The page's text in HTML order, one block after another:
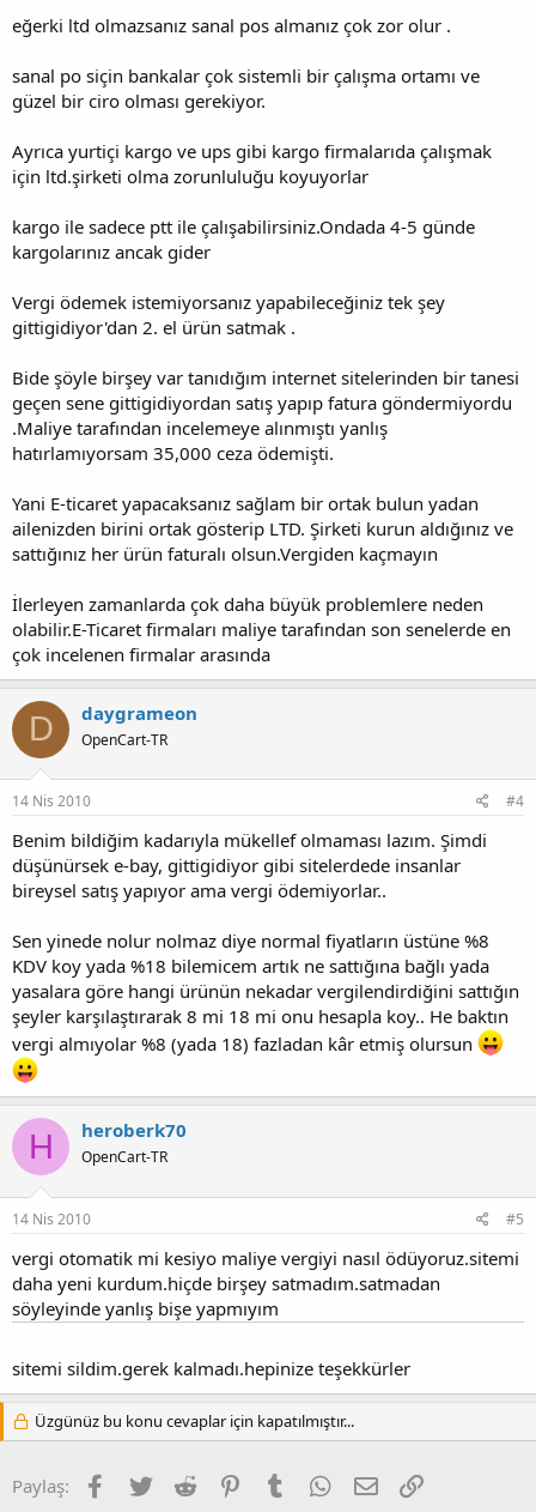
eğerki ltd olmazsanız sanal pos almanız çok zor olur .
sanal po siçin bankalar çok sistemli bir çalışma ortamı ve
güzel bir ciro olması gerekiyor.
Ayrıca yurtiçi kargo ve ups gibi kargo firmalarıda çalışmak
için ltd.şirketi olma zorunluluğu koyuyorlar
kargo ile sadece ptt ile çalışabilirsiniz.Ondada 4-5 günde
kargolarınız ancak gider
Vergi ödemek istemiyorsanız yapabileceğiniz tek şey
gittigidiyor'dan 2. el ürün satmak .
Bide şöyle birşey var tanıdığım internet sitelerinden bir tanesi
geçen sene gittigidiyordan satış yapıp fatura göndermiyordu
.Maliye tarafından incelemeye alınmıştı yanlış
hatırlamıyorsam 35,000 ceza ödemişti.
Yani E-ticaret yapacaksanız sağlam bir ortak bulun yadan
ailenizden birini ortak gösterip LTD. Şirketi kurun aldığınız ve
sattığınız her ürün faturalı olsun.Vergiden kaçmayın
İlerleyen zamanlarda çok daha büyük problemlere neden
olabilir.E-Ticaret firmaları maliye tarafından son senelerde en
çok incelenen firmalar arasında
D daygrameon
OpenCart-TR
14 Nis 2010 #4
Benim bildiğim kadarıyla mükellef olmaması lazım. Şimdi
düşünürsek e-bay, gittigidiyor gibi sitelerdede insanlar
bireysel satış yapıyor ama vergi ödemiyorlar..
Sen yinede nolur nolmaz diye normal fiyatların üstüne %8
KDV koy yada %18 bilemicem artık ne sattığına bağlı yada
yasalara göre hangi ürünün nekadar vergilendirdiğini sattığın
şeyler karşılaştırarak 8 mi 18 mi onu hesapla koy.. He baktın
vergi almıyolar %8 (yada 18) fazladan kâr etmiş olursun
H heroberk70
OpenCart-TR
14 Nis 2010 #5
vergi otomatik mi kesiyo maliye vergiyi nasıl ödüyoruz.sitemi
daha yeni kurdum.hiçde birşey satmadım.satmadan
söyleyinde yanlış bişe yapmıyım
sitemi sildim.gerek kalmadı.hepinize teşekkürler
Üzgünüz bu konu cevaplar için kapatılmıştır...
Paylaş: Facebook
Twitter Reddit PinterestTumblr WhatsApp
E-posta